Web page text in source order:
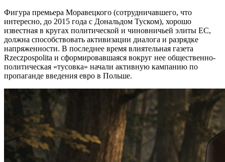
Фигура премьера Моравецкого (сотрудничавшего, что
интересно, до 2015 года с Дональдом Туском), хорошо
известная в кругах политической и чиновничьей элиты ЕС,
должна способствовать активизации диалога и разрядке
напряженности. В последнее время влиятельная газета
Rzeczpospolita и сформировавшаяся вокруг нее общественно-
политическая «тусовка» начали активную кампанию по
пропаганде введения евро в Польше.